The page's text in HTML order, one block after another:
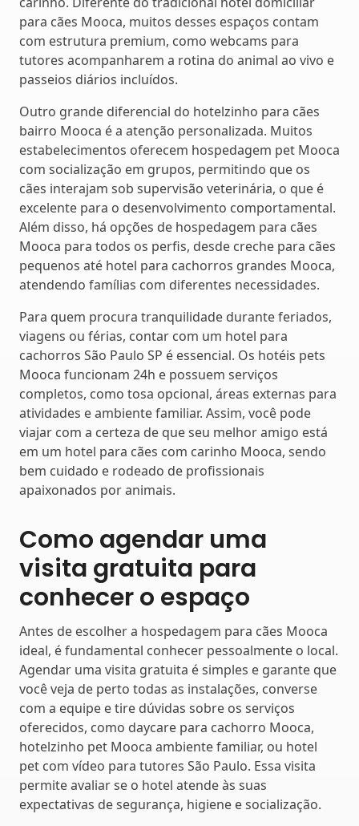
para cães Mooca, muitos desses espaços contam
com estrutura premium, como webcams para
tutores acompanharem a rotina do animal ao vivo e
passeios diários incluídos.
Outro grande diferencial do hotelzinho para cães
bairro Mooca é a atenção personalizada. Muitos
estabelecimentos oferecem hospedagem pet Mooca
com socialização em grupos, permitindo que os
cães interajam sob supervisão veterinária, o que é
excelente para o desenvolvimento comportamental.
Além disso, há opções de hospedagem para cães
Mooca para todos os perfis, desde creche para cães
pequenos até hotel para cachorros grandes Mooca,
atendendo famílias com diferentes necessidades.
Para quem procura tranquilidade durante feriados,
viagens ou férias, contar com um hotel para
cachorros São Paulo SP é essencial. Os hotéis pets
Mooca funcionam 24h e possuem serviços
completos, como tosa opcional, áreas externas para
atividades e ambiente familiar. Assim, você pode
viajar com a certeza de que seu melhor amigo está
em um hotel para cães com carinho Mooca, sendo
bem cuidado e rodeado de profissionais
apaixonados por animais.
Como agendar uma
visita gratuita para
conhecer o espaço
Antes de escolher a hospedagem para cães Mooca
ideal, é fundamental conhecer pessoalmente o local.
Agendar uma visita gratuita é simples e garante que
você veja de perto todas as instalações, converse
com a equipe e tire dúvidas sobre os serviços
oferecidos, como daycare para cachorro Mooca,
hotelzinho pet Mooca ambiente familiar, ou hotel
pet com vídeo para tutores São Paulo. Essa visita
permite avaliar se o hotel atende às suas
expectativas de segurança, higiene e socialização.